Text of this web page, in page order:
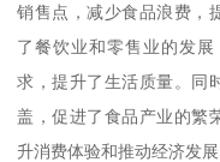
销售点，减少食品浪费，
了餐饮业和零售业的发
求，提升了生活质量。同
盖，促进了食品产业的繁
升消费体验和推动经济发展